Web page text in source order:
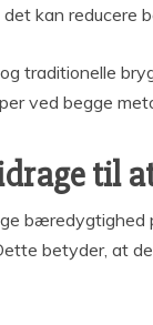
kan reducere
traditionelle
ved begge
til
betyder, at